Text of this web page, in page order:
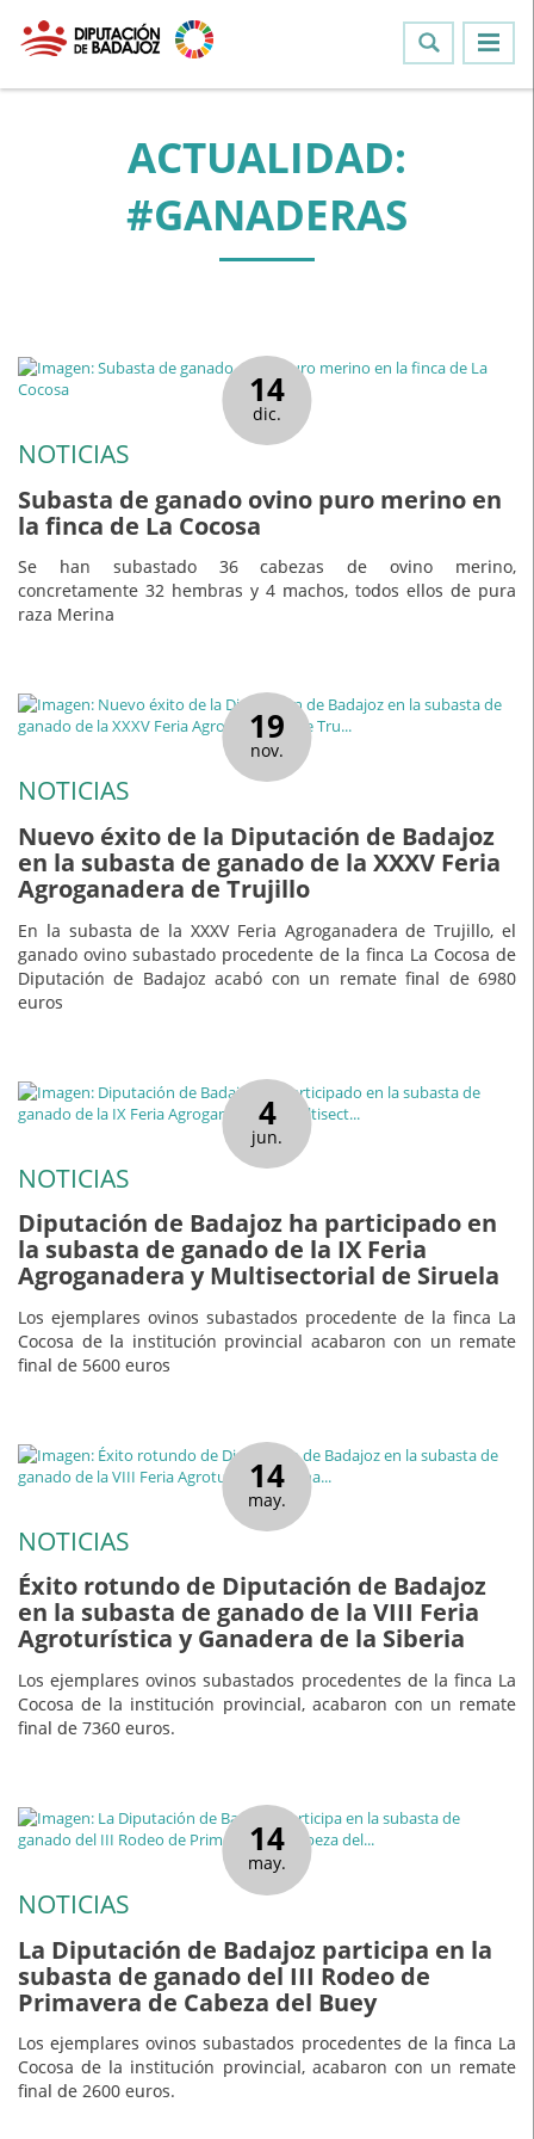
ACTUALIDAD:
#GANADERAS
14
dic.
NOTICIAS
Subasta de ganado ovino puro merino en
la finca de La Cocosa
Se han subastado 36 cabezas de ovino merino,
concretamente 32 hembras y 4 machos, todos ellos de pura
raza Merina
19
nov.
NOTICIAS
Nuevo éxito de la Diputación de Badajoz
en la subasta de ganado de la XXXV Feria
Agroganadera de Trujillo
En la subasta de la XXXV Feria Agroganadera de Trujillo, el
ganado ovino subastado procedente de la finca La Cocosa de
Diputación de Badajoz acabó con un remate final de 6980
euros
4
jun.
NOTICIAS
Diputación de Badajoz ha participado en
la subasta de ganado de la IX Feria
Agroganadera y Multisectorial de Siruela
Los ejemplares ovinos subastados procedente de la finca La
Cocosa de la institución provincial acabaron con un remate
final de 5600 euros
14
may.
NOTICIAS
Éxito rotundo de Diputación de Badajoz
en la subasta de ganado de la VIII Feria
Agroturística y Ganadera de la Siberia
Los ejemplares ovinos subastados procedentes de la finca La
Cocosa de la institución provincial, acabaron con un remate
final de 7360 euros.
14
may.
NOTICIAS
La Diputación de Badajoz participa en la
subasta de ganado del III Rodeo de
Primavera de Cabeza del Buey
Los ejemplares ovinos subastados procedentes de la finca La
Cocosa de la institución provincial, acabaron con un remate
final de 2600 euros.